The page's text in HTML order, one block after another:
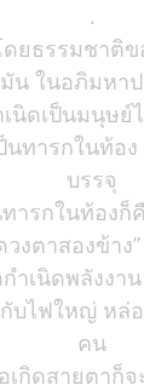
.
ยธรรมชาติ
มัน ในอภิมห
นิดเป็นมนุษย์
นทารกในท้อ
บรรจุ
ารกในท้องก็
งตาสองข้าง
ำเนิดพลังงา
บไฟใหญ่ หล่
คน
เกิดสายตาก็